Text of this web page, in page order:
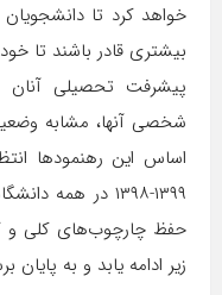
خواهد کرد تا
بیشتری قادر باشند تا
پیشرفت تحصیلی
شخصی آنها، مشابه
اساس این رهنمودها
۱۳۹۹-۱۳۹۸ در
حفظ چارچوب‌های کلی و
زیر ادامه یابد و به پایان